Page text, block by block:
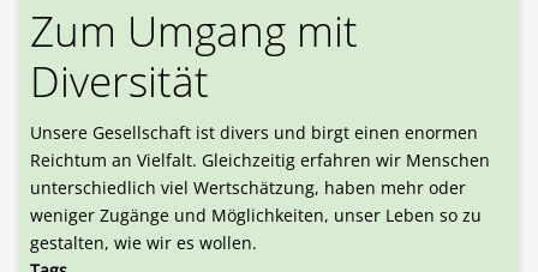
Zum Umgang mit
Diversität
Unsere Gesellschaft ist divers und birgt einen enormen
Reichtum an Vielfalt. Gleichzeitig erfahren wir Menschen
unterschiedlich viel Wertschätzung, haben mehr oder
weniger Zugänge und Möglichkeiten, unser Leben so zu
gestalten, wie wir es wollen.